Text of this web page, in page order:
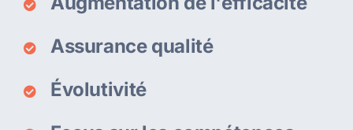
Assurance qualité
Évolutivité